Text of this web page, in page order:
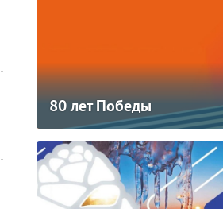
80 лет Победы